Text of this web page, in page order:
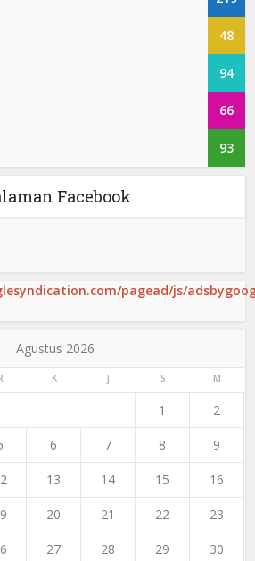
48
94
66
93
Facebook
pagead/js/
Agustus 2026
K J S M
1 2
6 7 8 9
13 14 15 16
20 21 22 23
27 28 29 30